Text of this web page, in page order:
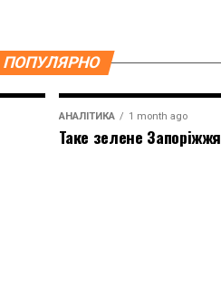
ПОПУЛЯРНО
АНАЛІТИКА 1 month ago
Таке зелене Запоріжжя